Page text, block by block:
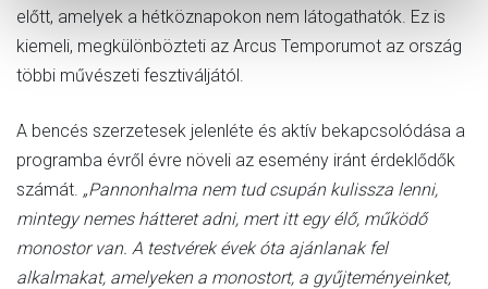
előtt, amelyek a hétköznapokon nem látogathatók. Ez is
kiemeli, megkülönbözteti az Arcus Temporumot az ország
többi művészeti fesztiváljától.
A bencés szerzetesek jelenléte és aktív bekapcsolódása a
programba évről évre növeli az esemény iránt érdeklődők
számát. „Pannonhalma nem tud csupán kulissza lenni,
mintegy nemes hátteret adni, mert itt egy élő, működő
monostor van. A testvérek évek óta ajánlanak fel
alkalmakat, amelyeken a monostort, a gyűjteményeinket,